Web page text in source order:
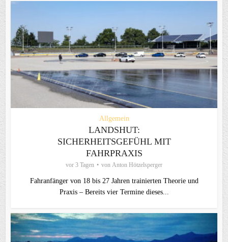
Allgemein
LANDSHUT:
SICHERHEITSGEFÜHL MIT
FAHRPRAXIS
vor 3 Tagen von Anton Hötzelsperger
Fahranfänger von 18 bis 27 Jahren trainierten Theorie und
Praxis – Bereits vier Termine dieses...